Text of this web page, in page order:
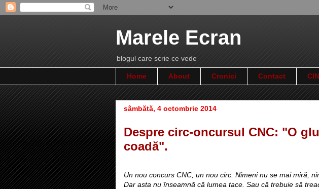
Marele Ecran
blogul care scrie ce vede
Home About Cronici Contact
sâmbătă, 4 octombrie 2014
Despre circ-oncursul CNC: "O
coadă".
Un nou concurs CNC, un nou circ. Nimeni nu se mai miră,
Dar asta nu înseamnă că lumea tace. Sau că trebuie să